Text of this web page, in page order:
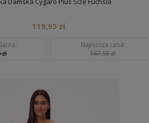
119,95 zł
Najniższa cena:
167,93 zł